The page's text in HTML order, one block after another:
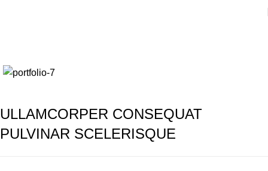
ULLAMCORPER CONSEQUAT
PULVINAR SCELERISQUE